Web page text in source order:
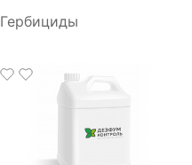
Гербициды